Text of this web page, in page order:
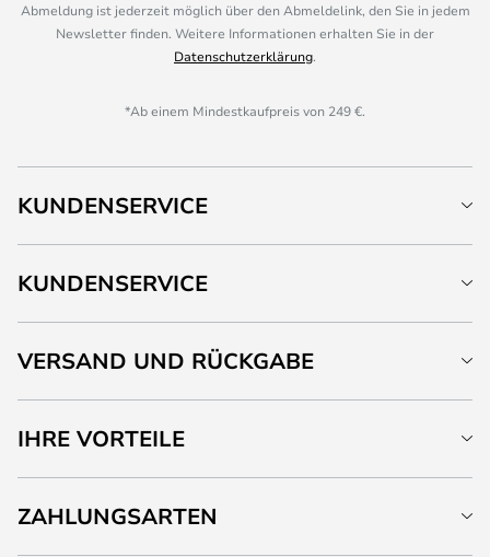
Abmeldung ist jederzeit möglich über den Abmeldelink, den Sie in jedem
Newsletter finden. Weitere Informationen erhalten Sie in der
Datenschutzerklärung.
*Ab einem Mindestkaufpreis von 249 €.
KUNDENSERVICE
KUNDENSERVICE
VERSAND UND RÜCKGABE
IHRE VORTEILE
ZAHLUNGSARTEN